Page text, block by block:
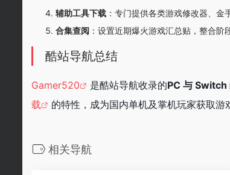
辅助工具下载 ：专门提供各类游戏修改器、金
合集查阅 ：设置近期爆火游戏汇总贴，整合阶
酷站导航总结
Gamer520 是酷站导航收录的PC 与 Switch
载
的特性，成为国内单机及掌机玩家获取游
相关导航